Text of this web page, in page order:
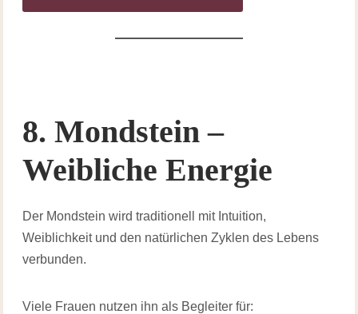
8. Mondstein –
Weibliche Energie
Der Mondstein wird traditionell mit Intuition,
Weiblichkeit und den natürlichen Zyklen des Lebens
verbunden.
Viele Frauen nutzen ihn als Begleiter für: